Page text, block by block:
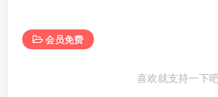
会员免费
喜欢就支持一下